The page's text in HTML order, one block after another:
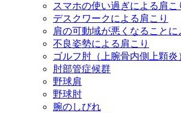
スマホの使い過ぎによる肩こ
デスクワークによる肩こり
肩の可動域が悪くなることに
不良姿勢による肩こり
ゴルフ肘（上腕骨内側上顆炎
肘部管症候群
野球肩
野球肘
腕のしびれ